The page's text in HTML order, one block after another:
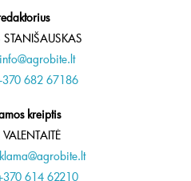
info@agrobite.lt
682 67186
kreiptis
614 62210